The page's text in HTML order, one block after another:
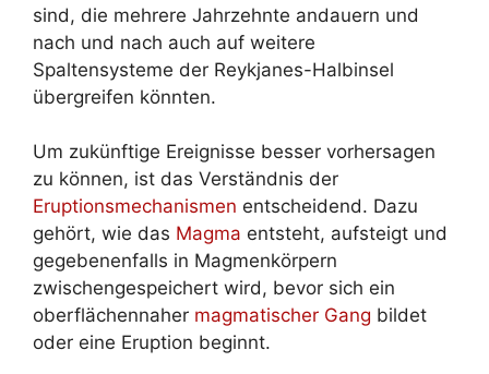
sind, die mehrere Jahrzehnte andauern und
nach und nach auch auf weitere
Spaltensysteme der Reykjanes-Halbinsel
übergreifen könnten.
Um zukünftige Ereignisse besser vorhersagen
zu können, ist das Verständnis der
Eruptionsmechanismen entscheidend. Dazu
gehört, wie das Magma entsteht, aufsteigt und
gegebenenfalls in Magmenkörpern
zwischengespeichert wird, bevor sich ein
oberflächennaher magmatischer Gang bildet
oder eine Eruption beginnt.